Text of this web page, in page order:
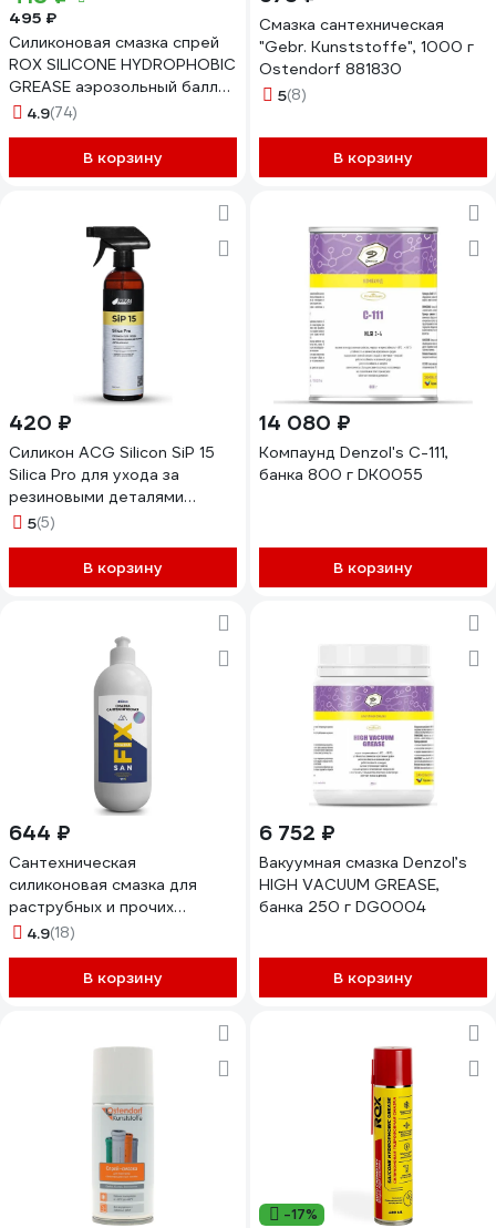
495 ₽
Силиконовая смазка спрей
ROX SILICONE HYDROPHOBIC
GREASE аэрозольный баллон
210 мл R164
4.9(74)
В корзину
Смазка сантехническая
"Gebr. Kunststoffe", 1000 г
Ostendorf 881830
5(8)
В корзину
420 ₽
Силикон ACG Silicon SiP 15
Silica Pro для ухода за
резиновыми деталями
автомобиля, 500 мл 1029011
5(5)
В корзину
14 080 ₽
Компаунд Denzol's C-111,
банка 800 г DK0055
В корзину
644 ₽
Сантехническая
силиконовая смазка для
раструбных и прочих
соединений Sanfix 450 мл,
4.9(18)
В корзину
6 752 ₽
Вакуумная смазка Denzol’s
HIGH VACUUM GREASE,
банка 250 г DG0004
В корзину
-17%